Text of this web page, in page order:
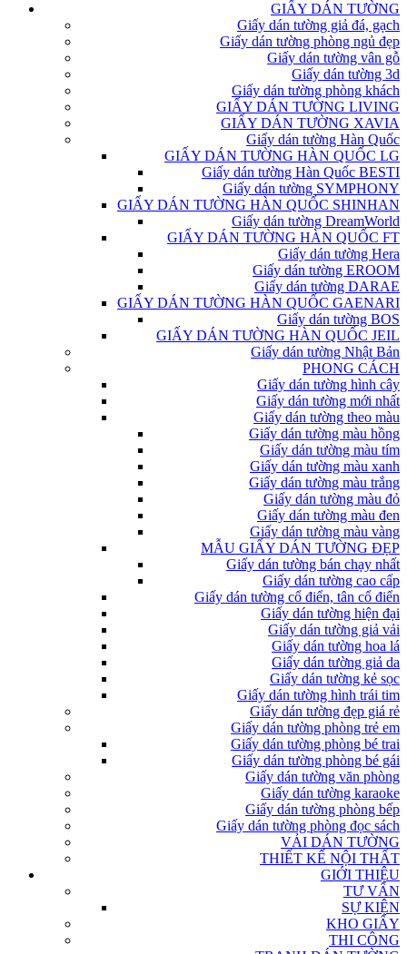
GIẤY DÁN TƯỜNG
Giấy dán tường giả đá, gạch
Giấy dán tường phòng ngủ đẹp
Giấy dán tường vân gỗ
Giấy dán tường 3d
Giấy dán tường phòng khách
GIẤY DÁN TƯỜNG LIVING
GIẤY DÁN TƯỜNG XAVIA
Giấy dán tường Hàn Quốc
GIẤY DÁN TƯỜNG HÀN QUỐC LG
Giấy dán tường Hàn Quốc BESTI
Giấy dán tường SYMPHONY
GIẤY DÁN TƯỜNG HÀN QUỐC SHINHAN
Giấy dán tường DreamWorld
GIẤY DÁN TƯỜNG HÀN QUỐC FT
Giấy dán tường Hera
Giấy dán tường EROOM
Giấy dán tường DARAE
GIẤY DÁN TƯỜNG HÀN QUỐC GAENARI
Giấy dán tường BOS
GIẤY DÁN TƯỜNG HÀN QUỐC JEIL
Giấy dán tường Nhật Bản
PHONG CÁCH
Giấy dán tường hình cây
Giấy dán tường mới nhất
Giấy dán tường theo màu
Giấy dán tường màu hồng
Giấy dán tường màu tím
Giấy dán tường màu xanh
Giấy dán tường màu trắng
Giấy dán tường màu đỏ
Giấy dán tường màu đen
Giấy dán tường màu vàng
MẪU GIẤY DÁN TƯỜNG ĐẸP
Giấy dán tường bán chạy nhất
Giấy dán tường cao cấp
Giấy dán tường cổ điển, tân cổ điển
Giấy dán tường hiện đại
Giấy dán tường giả vải
Giấy dán tường hoa lá
Giấy dán tường giả da
Giấy dán tường kẻ sọc
Giấy dán tường hình trái tim
Giấy dán tường đẹp giá rẻ
Giấy dán tường phòng trẻ em
Giấy dán tường phòng bé trai
Giấy dán tường phòng bé gái
Giấy dán tường văn phòng
Giấy dán tường karaoke
Giấy dán tường phòng bếp
Giấy dán tường phòng đọc sách
VẢI DÁN TƯỜNG
THIẾT KẾ NỘI THẤT
GIỚI THIỆU
TƯ VẤN
SỰ KIỆN
KHO GIẤY
THI CÔNG